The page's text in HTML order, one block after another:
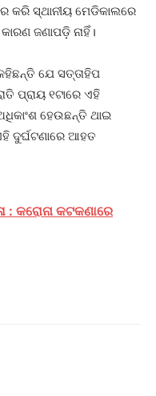
କରି ସ୍ଥାନୀୟ ମେଡିକାଲରେ
ଜଣାପଡ଼ି ନାହିଁ।
ଯେ ସତ୍ତାହିପ
ପ୍ରାୟ ୧ଟାରେ ଏହି
ହେଉଛନ୍ତି ଥାଇ
ଦୁର୍ଘଟଣାରେ ଆହତ
କରୋନା କଟକଣାରେ